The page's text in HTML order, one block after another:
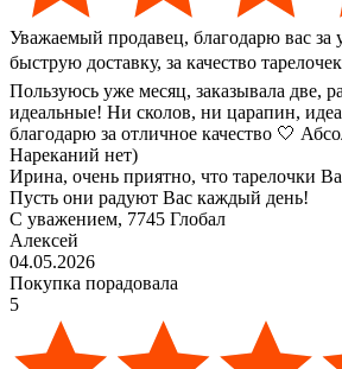
Уважаемый продавец, благодарю вас за
быструю доставку, за качество
Пользуюсь уже месяц, заказывала две,
идеальные! Ни сколов, ни царапин,
благодарю за отличное качество 🤍
Нареканий нет)
Ирина, очень приятно, что тарелочки
Пусть они радуют Вас каждый день!
С уважением, 7745 Глобал
Алексей
04.05.2026
Покупка порадовала
5